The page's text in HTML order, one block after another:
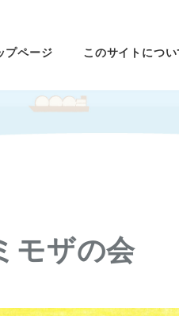
プページ このサイトについ
モザの会